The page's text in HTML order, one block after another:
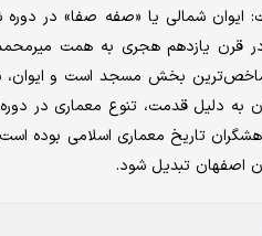
شمالی یا «صفه صفا» در دوره
قرن یازدهم هجری به همت
بخش مسجد است و ایوان،
به دلیل قدمت، تنوع معماری در
تاریخ معماری اسلامی بوده
اصفهان تبدیل شود.